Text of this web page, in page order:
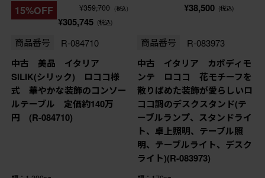
15%OFF ¥359,700 (税込)
¥305,745 (税込)
商品番号 R-084710
中古 美品 イタリア
SILIK(シリック) ロココ様
式 華やかな装飾のコンソー
ルテーブル 定価約140万
円 (R-084710)
¥38,500 (税込)
商品番号 R-083973
中古 イタリア カポディモ
ンテ ロココ 花モチーフを
散りばめた装飾が愛らしいロ
ココ調のデスクスタンド(テ
ーブルランプ、スタンドライ
ト、卓上照明、テーブル照
明、テーブルライト、デスク
ライト)(R-083973)